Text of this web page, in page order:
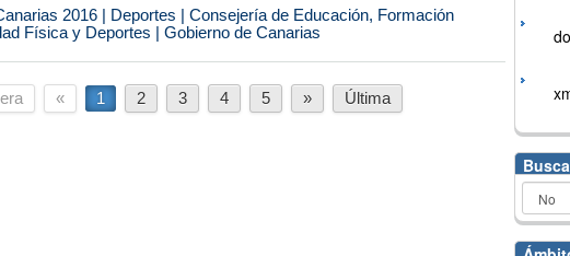
2016 | Deportes | Consejería de Educación, Formación
Física y Deportes | Gobierno de Canarias
« 1 2 3 4 5 » Última